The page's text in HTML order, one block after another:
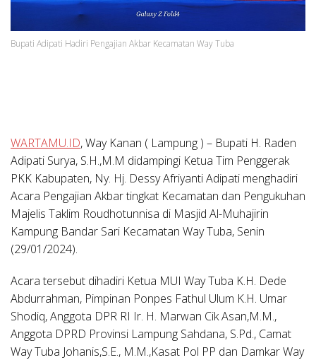
Bupati Adipati Hadiri Pengajian Akbar Kecamatan Way Tuba
WARTAMU.ID, Way Kanan ( Lampung ) – Bupati H. Raden
Adipati Surya, S.H.,M.M didampingi Ketua Tim Penggerak
PKK Kabupaten, Ny. Hj. Dessy Afriyanti Adipati menghadiri
Acara Pengajian Akbar tingkat Kecamatan dan Pengukuhan
Majelis Taklim Roudhotunnisa di Masjid Al-Muhajirin
Kampung Bandar Sari Kecamatan Way Tuba, Senin
(29/01/2024).
Acara tersebut dihadiri Ketua MUI Way Tuba K.H. Dede
Abdurrahman, Pimpinan Ponpes Fathul Ulum K.H. Umar
Shodiq, Anggota DPR RI Ir. H. Marwan Cik Asan,M.M.,
Anggota DPRD Provinsi Lampung Sahdana, S.Pd., Camat
Way Tuba Johanis,S.E., M.M.,Kasat Pol PP dan Damkar Way